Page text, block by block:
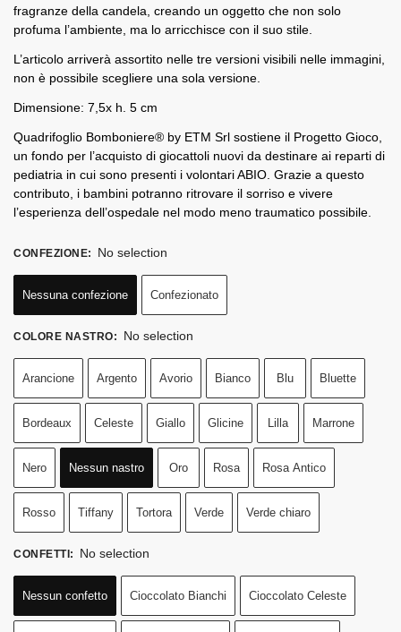
fragranze della candela, creando un oggetto che non solo
profuma l’ambiente, ma lo arricchisce con il suo stile.
L’articolo arriverà assortito nelle tre versioni visibili nelle immagini,
non è possibile scegliere una sola versione.
Dimensione: 7,5x h. 5 cm
Quadrifoglio Bomboniere® by ETM Srl sostiene il Progetto Gioco,
un fondo per l’acquisto di giocattoli nuovi da destinare ai reparti di
pediatria in cui sono presenti i volontari ABIO. Grazie a questo
contributo, i bambini potranno ritrovare il sorriso e vivere
l’esperienza dell’ospedale nel modo meno traumatico possibile.
CONFEZIONE: No selection
Nessuna confezione Confezionato
COLORE NASTRO: No selection
Arancione Argento Avorio Bianco Blu Bluette
Bordeaux Celeste Giallo Glicine Lilla Marrone
Nero Nessun nastro Oro Rosa Rosa Antico
Rosso Tiffany Tortora Verde Verde chiaro
CONFETTI: No selection
Nessun confetto Cioccolato Bianchi Cioccolato Celeste